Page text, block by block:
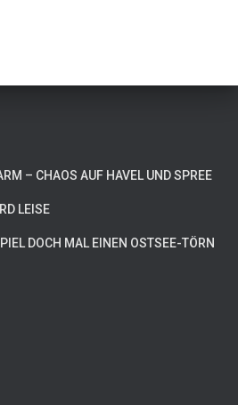
– CHAOS AUF HAVEL UND SPREE
LEISE
DOCH MAL EINEN OSTSEE-TÖRN